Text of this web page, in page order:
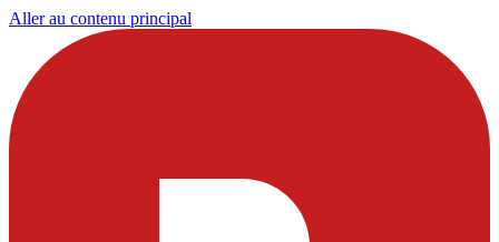
Aller au contenu principal